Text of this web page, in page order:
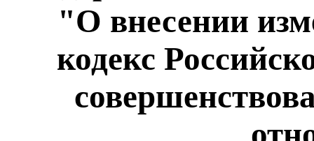
"О внесении
кодекс